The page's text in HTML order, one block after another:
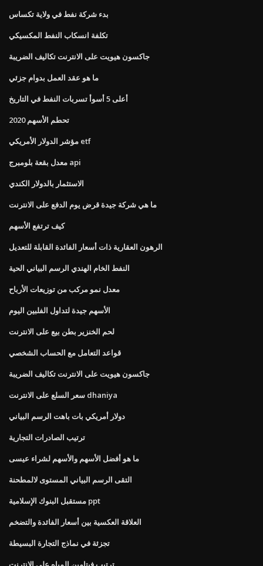
بدء شركة نفط في ولاية تكساس
تكلفة انسكاب النفط المكسيكي
جاكسون هيويت على الانترنت تكاليف الضريبة
ما هو عقد العمل بدوام جزئي
أعلى 5 أسوأ تسربات النفط في التاريخ
تحطم الأسهم 2020
مؤشر الدولار الأمريكي etf
معدل بقعة بلومبرج api
الاستثمار بالدولار الكندي
ما هي شركة جيدة قرض يوم الدفع على الانترنت
كيف ترتفع الأسهم
الرهون العقارية ذات أسعار الفائدة القابلة للتعديل
النفط الخام الهندي الرسم البياني الحية
معدل نمو مركب من توزيعات الأرباح
الأسهم جيدة لتداول الفلبين اليوم
لحم الخنزير بطن بيع على الانترنت
قواعد التعامل مع الحساب الشخصي
جاكسون هيويت على الانترنت تكاليف الضريبة
سعر السلع على الانترنت dhaniya
دولار أمريكي بات باهت الرسم البياني
ترتيب الصادرات التجارية
ما هو أفضل الأسهم والأسهم لشراء عيسى
التقى الرسم البياني المستوى لالمطحنة
مستقبل البنوك الإسلامية ppt
العلاقة العكسية بين أسعار الفائدة والتضخم
تجزئة في نماذج التجارة البسيطة